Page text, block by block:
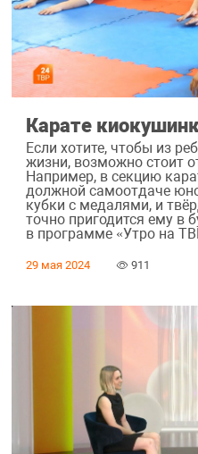
Карате
Если хотите, чтобы из
жизни, возможно стоит
Например, в секцию
должной самоотдаче
кубки с медалями, и
точно пригодится ему
в программе «Утро на
29 мая 2024 911